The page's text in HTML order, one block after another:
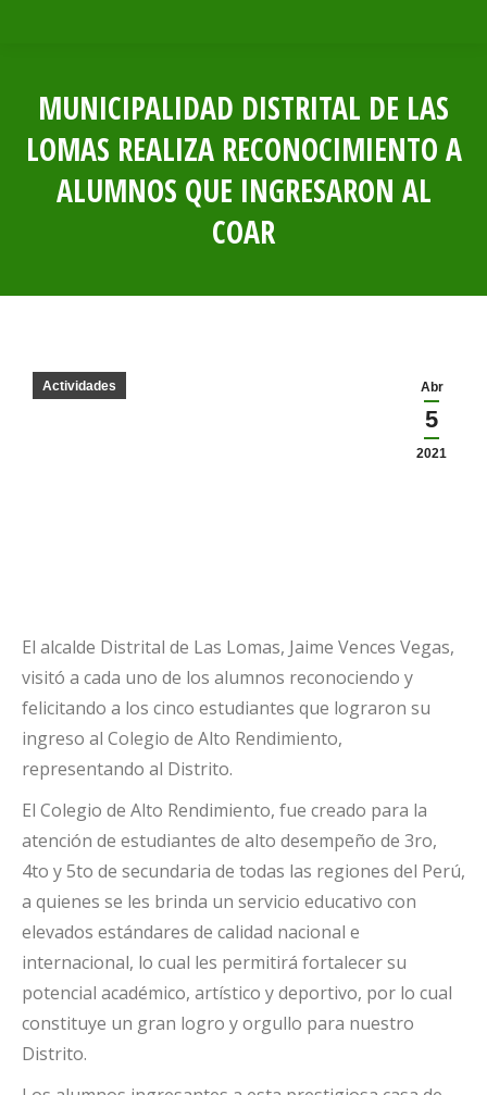
MUNICIPALIDAD DISTRITAL DE LAS
LOMAS REALIZA RECONOCIMIENTO A
ALUMNOS QUE INGRESARON AL
COAR
Abr
5
2021
Actividades
El alcalde Distrital de Las Lomas, Jaime Vences Vegas,
visitó a cada uno de los alumnos reconociendo y
felicitando a los cinco estudiantes que lograron su
ingreso al Colegio de Alto Rendimiento,
representando al Distrito.
El Colegio de Alto Rendimiento, fue creado para la
atención de estudiantes de alto desempeño de 3ro,
4to y 5to de secundaria de todas las regiones del Perú,
a quienes se les brinda un servicio educativo con
elevados estándares de calidad nacional e
internacional, lo cual les permitirá fortalecer su
potencial académico, artístico y deportivo, por lo cual
constituye un gran logro y orgullo para nuestro
Distrito.